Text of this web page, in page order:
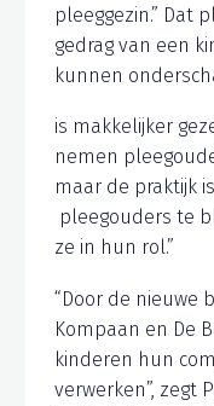
pleeggezin.” Dat
gedrag van een
kunnen
is makkelijker
nemen
maar de praktijk
pleegouders te
ze in hun rol.”
“Door de nieuwe
Kompaan en De
kinderen hun
verwerken”, zegt